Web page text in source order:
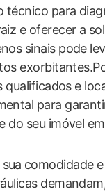
técnico para
e oferecer a
sinais pode
qualificados e
para
do seu imóvel
⁣comodidade